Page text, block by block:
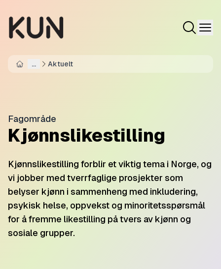
... Aktuelt
Fagområde
Kjønnslikestilling
Kjønnslikestilling forblir et viktig tema i Norge, og
vi jobber med tverrfaglige prosjekter som
belyser kjønn i sammenheng med inkludering,
psykisk helse, oppvekst og minoritetsspørsmål
for å fremme likestilling på tvers av kjønn og
sosiale grupper.